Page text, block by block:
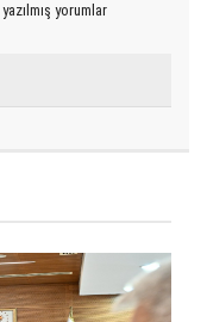
yorumlar